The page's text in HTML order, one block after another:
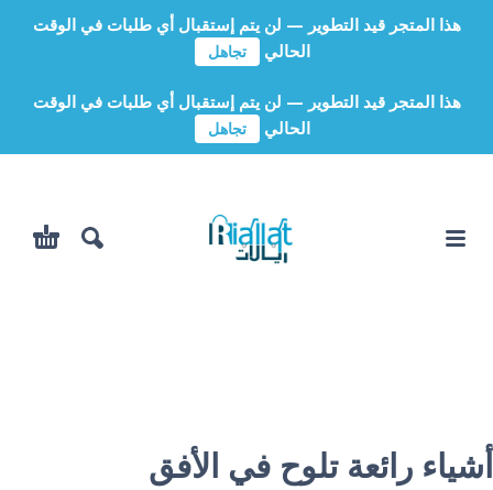
هذا المتجر قيد التطوير — لن يتم إستقبال أي طلبات في الوقت
الحالي
تجاهل
هذا المتجر قيد التطوير — لن يتم إستقبال أي طلبات في الوقت
الحالي
تجاهل
أشياء رائعة تلوح في الأفق